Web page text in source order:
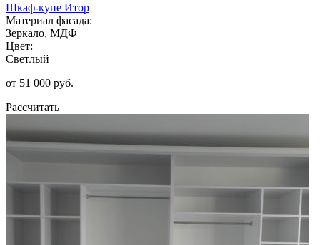
Шкаф-купе Итор
Материал фасада:
Зеркало, МДФ
Цвет:
Светлый
от 51 000 руб.
Рассчитать